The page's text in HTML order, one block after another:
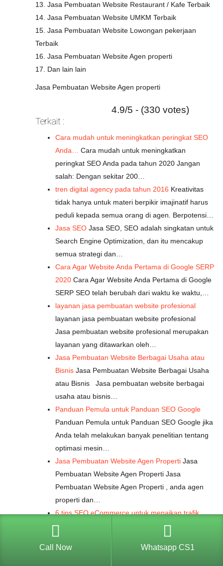
13. Jasa Pembuatan Website Restaurant / Kafe Terbaik
14. Jasa Pembuatan Website UMKM Terbaik
15. Jasa Pembuatan Website Lowongan pekerjaan
Terbaik
16. Jasa Pembuatan Website Agen properti
17. Dan lain lain
Jasa Pembuatan Website Agen properti
4.9/5 - (330 votes)
Terkait :
Cara mudah untuk meningkatkan peringkat SEO
Anda…
Cara mudah untuk meningkatkan
peringkat SEO Anda pada tahun 2020 Jangan
salah: Dengan sekitar 200…
tren digital agency pada tahun 2016 Kreativitas
tidak hanya untuk materi berpikir imajinatif harus
peduli kepada semua orang di agen. Berpotensi…
Jasa SEO Jasa SEO, SEO adalah singkatan untuk
Search Engine Optimization, dan itu mencakup
semua strategi dan…
Cara Agar Website Anda Pertama di Google SERP
2020 Cara Agar Website Anda Pertama di Google
SERP SEO telah berubah dari waktu ke waktu,…
layanan jasa pembuatan website profesional
layanan jasa pembuatan website profesional
Jasa pembuatan website profesional merupakan
layanan yang ditawarkan oleh…
Jasa Pembuatan Website Berbagai Usaha atau
Bisnis Jasa Pembuatan Website Berbagai Usaha
atau Bisnis Jasa pembuatan website berbagai
usaha atau bisnis…
Panduan Pemula untuk Panduan SEO Google
Panduan Pemula untuk Panduan SEO Google jika
Anda telah melakukan banyak penelitian tentang
optimasi mesin…
Jasa Pembuatan Website Agen Properti Jasa
Pembuatan Website Agen Properti Jasa
Pembuatan Website Agen Properti , anda agen
properti dan…
6 tips SEO eCommerce untuk menaikan trafik
melalui…
6 tips SEO eCommerce untuk menaikan
trafik melalui Mesin Pencari Sebuah survei global
yang dilakukan…
Call Now Whatsapp CS1